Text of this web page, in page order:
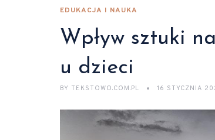
EDUKACJA I NAUKA
Wpływ sztuki
u dzieci
BY TEKSTOWO.COM.PL 16 STYCZNIA